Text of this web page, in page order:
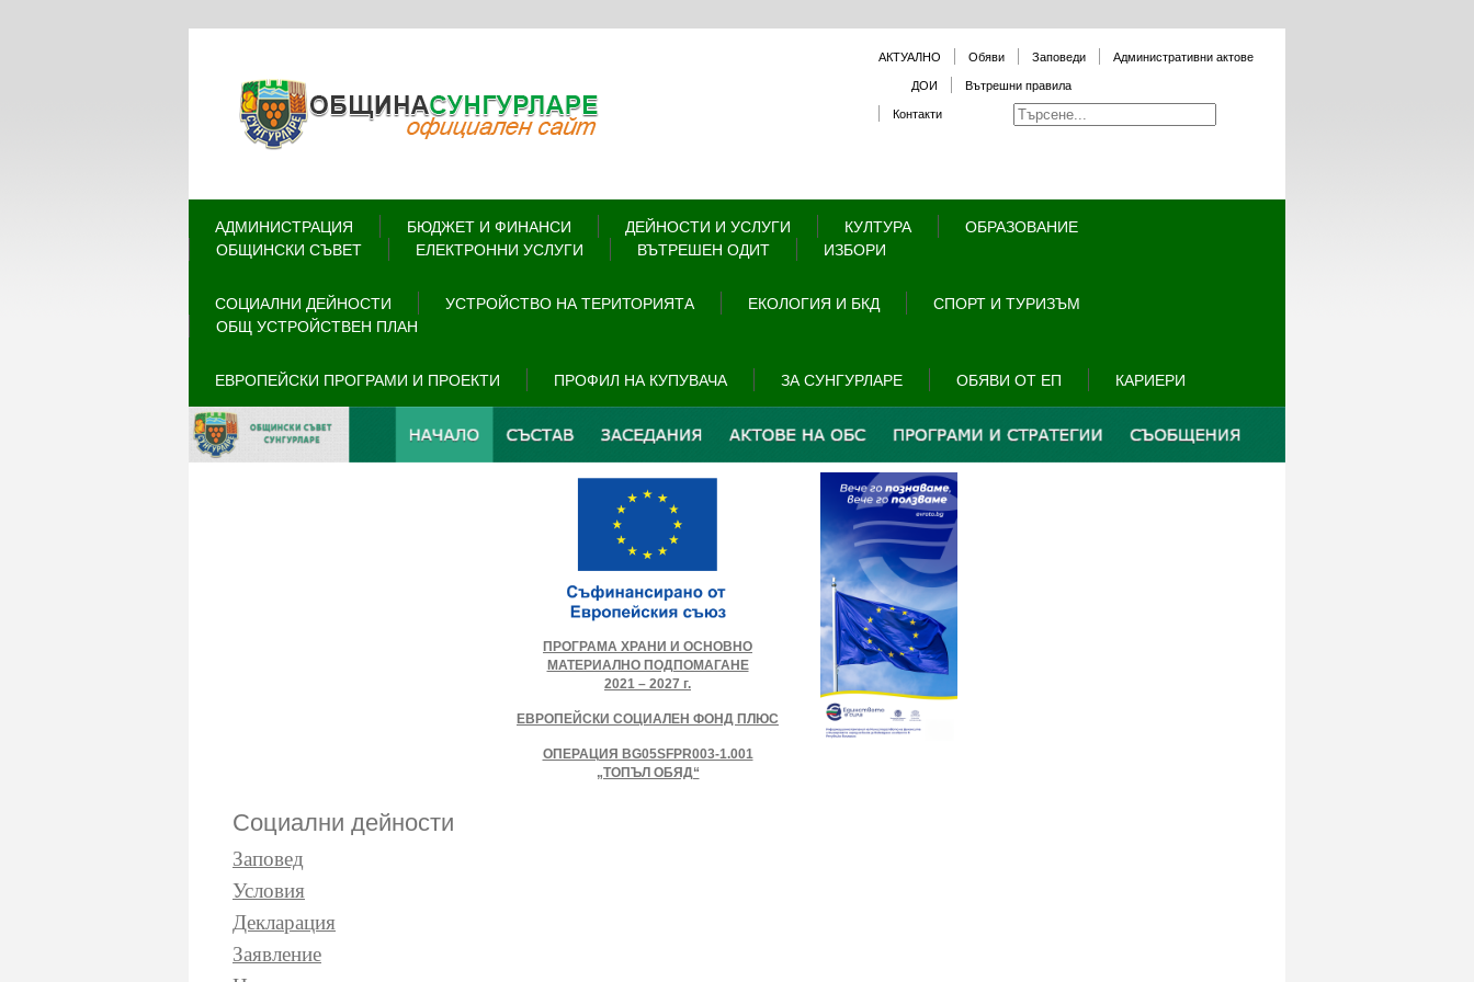
АКТУАЛНО Обяви Заповеди
Административни актове
ДОИ
Вътрешни правила
Контакти
АДМИНИСТРАЦИЯ БЮДЖЕТ И ФИНАНСИ ДЕЙНОСТИ И УСЛУГИ КУЛТУРА
ОБРАЗОВАНИЕ
ОБЩИНСКИ СЪВЕТ
ЕЛЕКТРОННИ УСЛУГИ ВЪТРЕШЕН ОДИТ ИЗБОРИ
СОЦИАЛНИ ДЕЙНОСТИ УСТРОЙСТВО НА ТЕРИТОРИЯТА ЕКОЛОГИЯ И БКД
СПОРТ И ТУРИЗЪМ
ОБЩ УСТРОЙСТВЕН ПЛАН
ЕВРОПЕЙСКИ ПРОГРАМИ И ПРОЕКТИ ПРОФИЛ НА КУПУВАЧА ЗА СУНГУРЛАРЕ ОБЯВИ ОТ ЕП КАРИЕРИ
ПРОГРАМА ХРАНИ И ОСНОВНО
МАТЕРИАЛНО ПОДПОМАГАНЕ
2021 – 2027 г.
ЕВРОПЕЙСКИ СОЦИАЛЕН ФОНД ПЛЮС
ОПЕРАЦИЯ BG05SFPR003-1.001
„ТОПЪЛ ОБЯД“
Социални дейности
Заповед
Условия
Декларация
Заявление